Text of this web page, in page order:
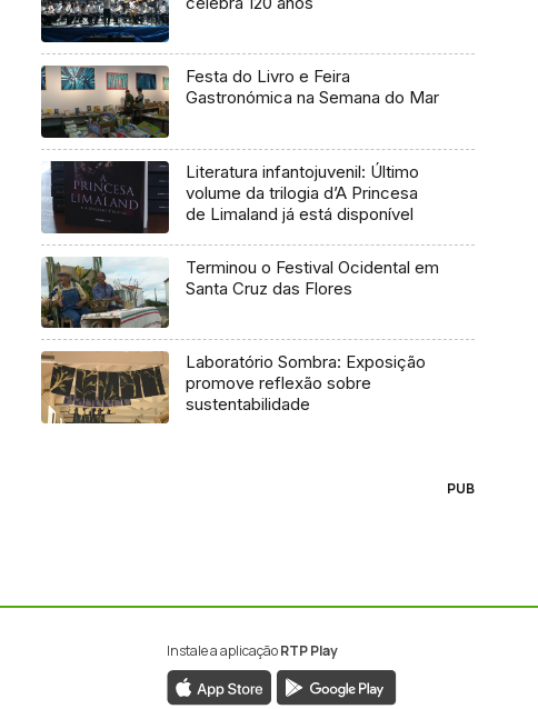
Festa do Livro e Feira
Gastronómica na Semana do Mar
Literatura infantojuvenil: Último
volume da trilogia d’A Princesa
de Limaland já está disponível
Terminou o Festival Ocidental em
Santa Cruz das Flores
Laboratório Sombra: Exposição
promove reflexão sobre
sustentabilidade
PUB
Instale a aplicaçãoRTP Play